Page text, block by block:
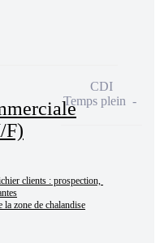
F)
clients : prospection,
zone de chalandise
CDI
Temps plein